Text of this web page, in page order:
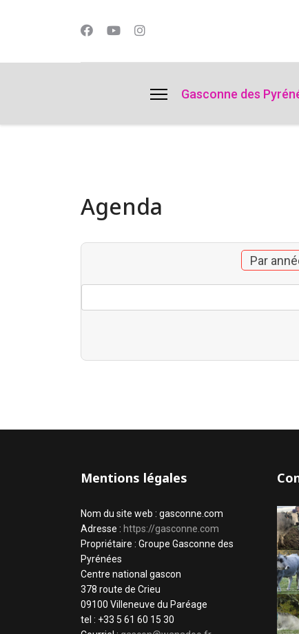
Gasconne des
Agenda
Par
Mentions légales
Nom du site web : gasconne.com
Adresse : https://gasconne.com
Propriétaire : Groupe Gasconne des
Pyrénées
Centre national gascon
378 route de Crieu
09100 Villeneuve du Paréage
tel : +33 5 61 60 15 30